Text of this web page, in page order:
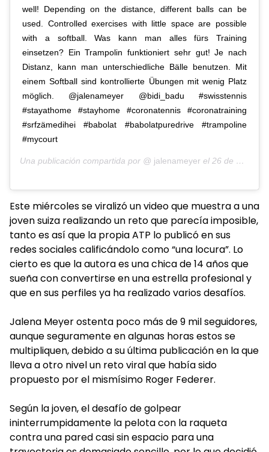
well! Depending on the distance, different balls can be
used. Controlled exercises with little space are possible
with a softball. Was kann man alles fürs Training
einsetzen? Ein Trampolin funktioniert sehr gut! Je nach
Distanz, kann man unterschiedliche Bälle benutzen. Mit
einem Softball sind kontrollierte Übungen mit wenig Platz
möglich. @jalenameyer @bidi_badu #swisstennis
#stayathome #stayhome #coronatennis #coronatraining
#srfzämedihei #babolat #babolatpuredrive #trampoline
#mycourt
Una publicación compartida por @ jalenameyer el 26 de Mar de 2020 a las 5:48 PDT
Este miércoles se viralizó un video que muestra a una
joven suiza realizando un reto que parecía imposible,
tanto es así que la propia ATP lo publicó en sus
redes sociales calificándolo como “una locura”. Lo
cierto es que la autora es una chica de 14 años que
sueña con convertirse en una estrella profesional y
que en sus perfiles ya ha realizado varios desafíos.
Jalena Meyer ostenta poco más de 9 mil seguidores,
aunque seguramente en algunas horas estos se
multipliquen, debido a su última publicación en la que
lleva a otro nivel un reto viral que había sido
propuesto por el mismísimo Roger Federer.
Según la joven, el desafío de golpear
ininterrumpidamente la pelota con la raqueta
contra una pared casi sin espacio para una